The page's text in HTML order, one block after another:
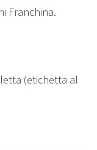
Franchina.
(etichetta al